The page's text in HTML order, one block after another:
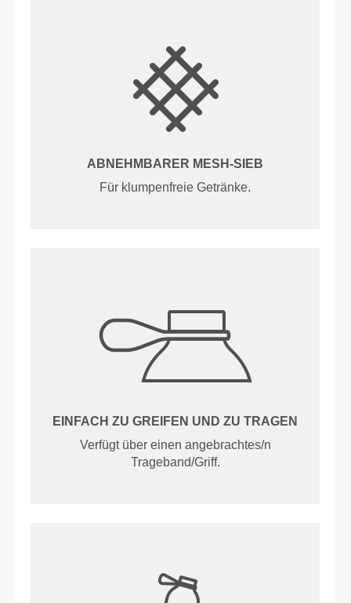
ABNEHMBARER MESH-SIEB
Für klumpenfreie Getränke.
EINFACH ZU GREIFEN UND ZU TRAGEN
Verfügt über einen angebrachtes/n
Trageband/Griff.